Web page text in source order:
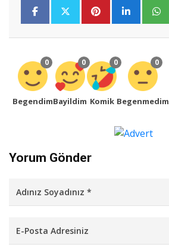
0
Begendim
0
Bayildim
0
Komik
0
Begenmedim
Yorum Gönder